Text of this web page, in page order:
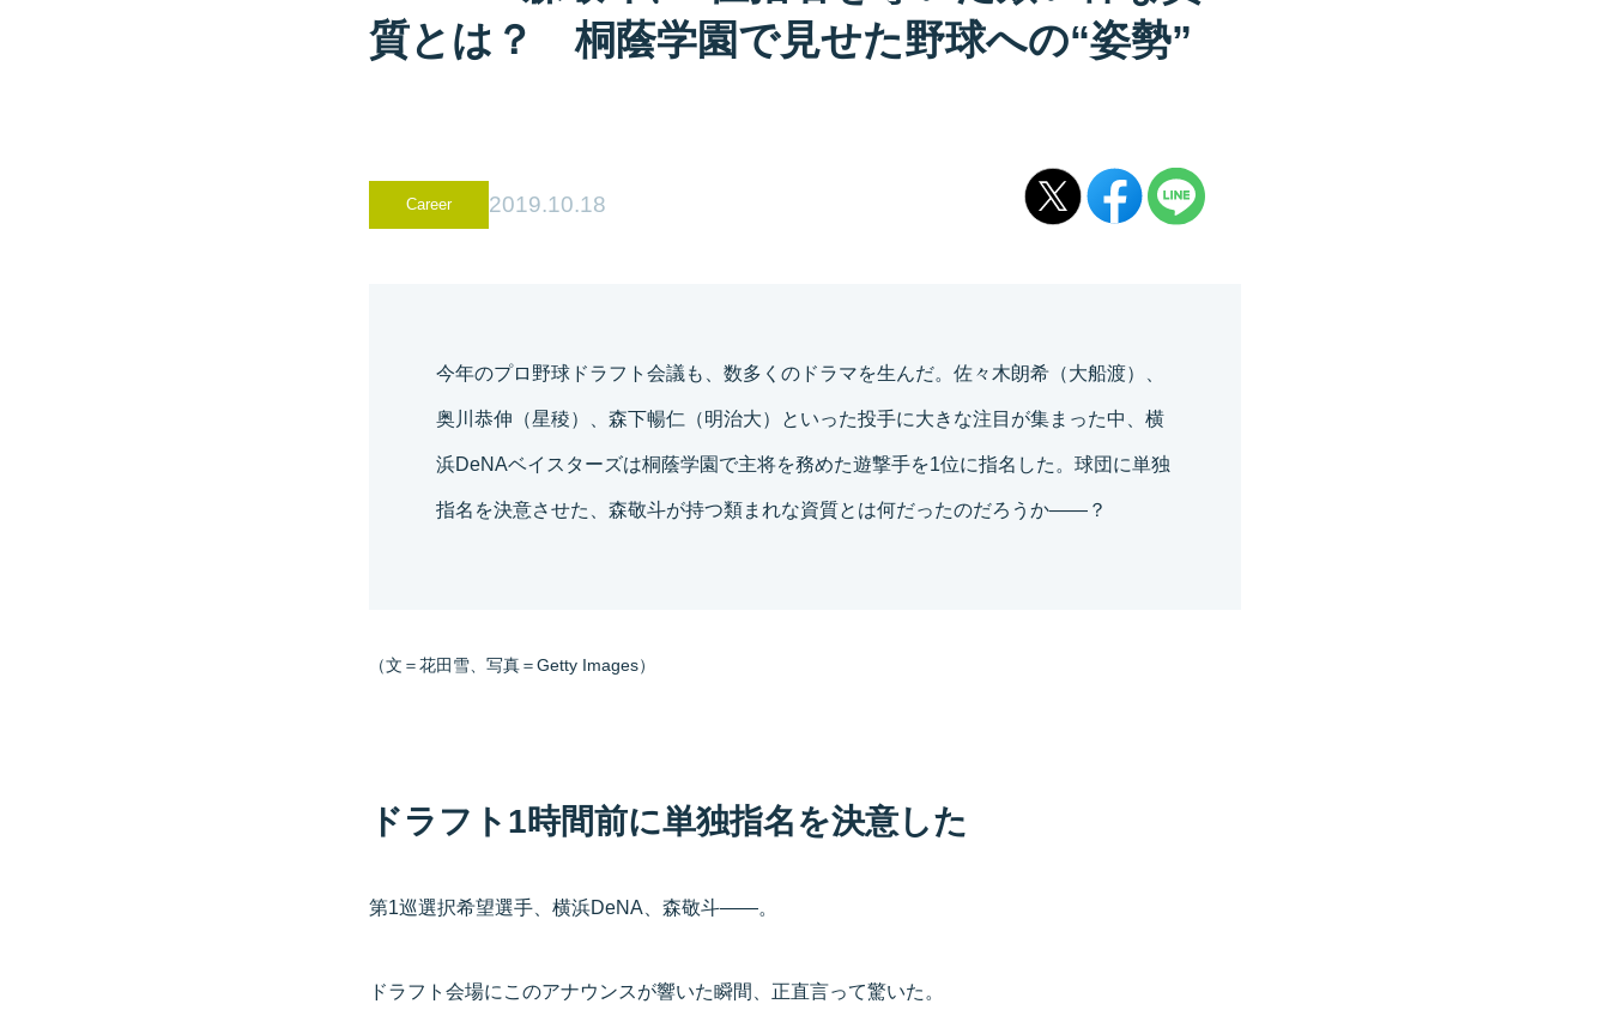
質とは？ 桐蔭学園で見せた野球への“姿勢”
Career 2019.10.18
今年のプロ野球ドラフト会議も、数多くのドラマを生んだ。佐々木朗希（大船渡）、
奥川恭伸（星稜）、森下暢仁（明治大）といった投手に大きな注目が集まった中、横
浜DeNAベイスターズは桐蔭学園で主将を務めた遊撃手を1位に指名した。球団に単独
指名を決意させた、森敬斗が持つ類まれな資質とは何だったのだろうか――？
（文＝花田雪、写真＝Getty Images）
ドラフト1時間前に単独指名を決意した
第1巡選択希望選手、横浜DeNA、森敬斗――。
ドラフト会場にこのアナウンスが響いた瞬間、正直言って驚いた。